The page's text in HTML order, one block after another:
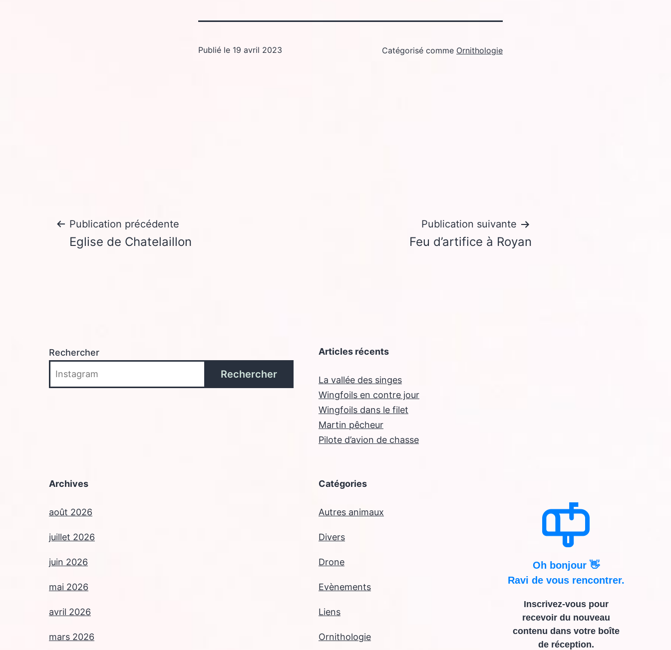
Publié le 19 avril 2023 Catégorisé comme Ornithologie
Navigation
de
Publication précédente
Eglise de Chatelaillon
Publication suivante
Feu d’artifice à Royan
Rechercher
Rechercher
Articles récents
La vallée des singes
Wingfoils en contre jour
Wingfoils dans le filet
Martin pêcheur
Pilote d’avion de chasse
Archives
août 2026
juillet 2026
juin 2026
mai 2026
avril 2026
mars 2026
Catégories
Autres animaux
Divers
Drone
Evènements
Liens
Ornithologie
Oh bonjour 👋
Ravi de vous rencontrer.
Inscrivez-vous pour
recevoir du nouveau
contenu dans votre boîte
de réception.